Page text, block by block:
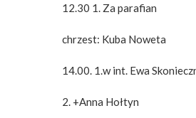
12.30 1. Za parafian
chrzest: Kuba Noweta
14.00. 1.w int. Ewa
2. +Anna Hołtyn